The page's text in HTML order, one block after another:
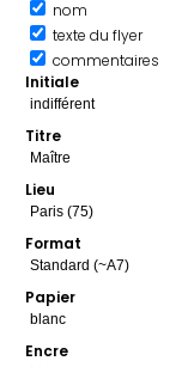
nom
texte du flyer
commentaires
Initiale
Titre
Lieu
Format
Papier
Encre